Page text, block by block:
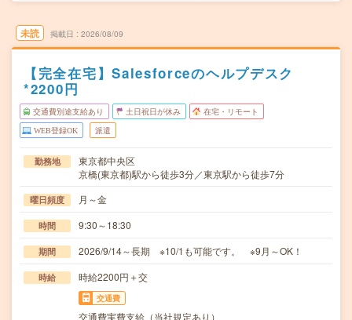
未読 掲載日 2026/08/09
【完全在宅】Salesforceのヘルプデスク
*2200円
交通費別途支給あり 土日祝日が休み 在宅・リモート
WEB登録OK 派遣
勤務地
東京都中央区
京橋(東京都)駅から徒歩3分／東京駅から徒歩7分
曜日頻度 月～金
時間 9:30～18:30
期間 2026/9/14～長期 ※10/1も可能です。 ※9月～OK！
時給 時給2200円＋交
交通費
交通費実費支給（当社規定あり）